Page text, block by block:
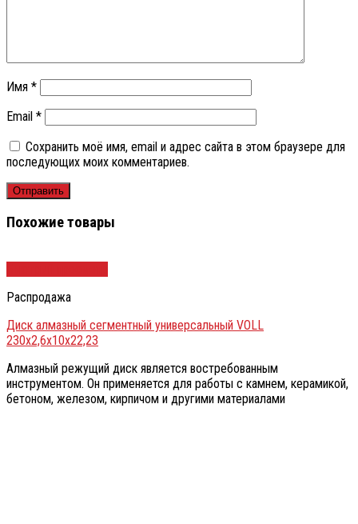
Имя *
Email *
Сохранить моё имя, email и адрес сайта в этом браузере для
последующих моих комментариев.
Похожие товары
Распродажа
Диск алмазный сегментный универсальный VOLL
230х2,6х10х22,23
Алмазный режущий диск является востребованным
инструментом. Он применяется для работы с камнем, керамикой,
бетоном, железом, кирпичом и другими материалами